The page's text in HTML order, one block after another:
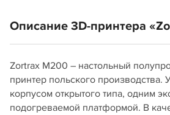
Описание 3D-принтера
Zortrax M200 – настольный
принтер польского производства.
корпусом открытого типа, одним
подогреваемой платформой. В